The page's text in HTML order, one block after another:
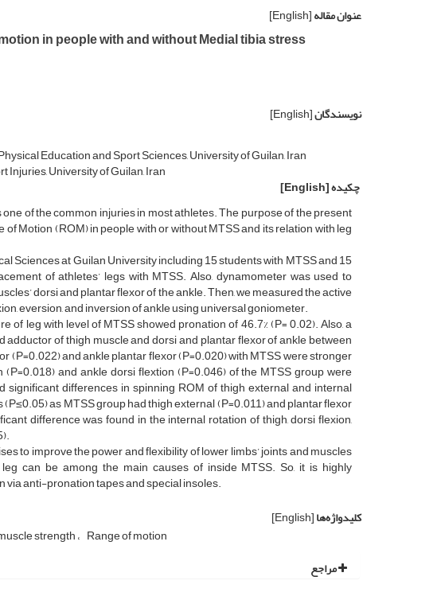
عنوان مقاله[English]
in people with and without Medial tibia stress
نویسندگان[English]
Education and Sport Sciences, University of Guilan, Iran
University of Guilan, Iran
چکیده[English]
of the common injuries in most athletes. The purpose of the present
Motion (ROM) in people with or without MTSS and its relation with leg
Sciences at Guilan University including 15 students with MTSS and 15
of athletes’ legs with MTSS. Also, dynamometer was used to
dorsi and plantar flexor of the ankle. Then, we measured the active
eversion, and inversion of ankle using universal goniometer.
leg with level of MTSS showed pronation of 46.7% (P= 0.02). Also, a
of thigh muscle and dorsi and plantar flexor of ankle between
(P=0.022) and ankle plantar flexor (P=0.020) with MTSS were stronger
and ankle dorsi flextion (P=0.046) of the MTSS group were
differences in spinning ROM of thigh external and internal
as MTSS group had thigh external (P=0.011) and plantar flexor
difference was found in the internal rotation of thigh, dorsi flexion,
to improve the power and flexibility of lower limbs’ joints and muscles
can be among the main causes of inside MTSS. So, it is highly
anti-pronation tapes and special insoles.
کلیدواژه‌ها[English]
strength Range of motion
مراجع